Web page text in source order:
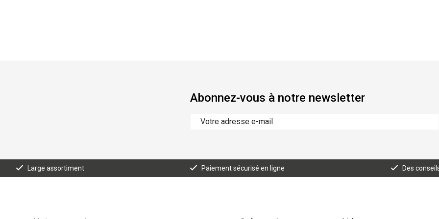
Abonnez-vous à notre newsletter
Large assortiment Paiement sécurisé en ligne Des